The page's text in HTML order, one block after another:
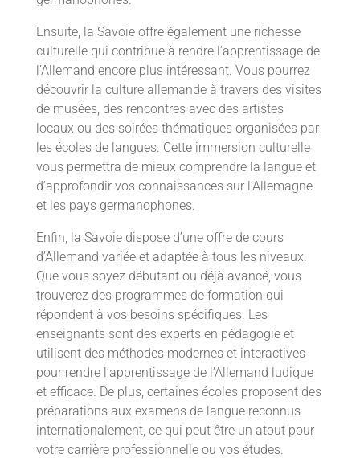
Ensuite, la Savoie offre également une richesse
culturelle qui contribue à rendre l’apprentissage de
l’Allemand encore plus intéressant. Vous pourrez
découvrir la culture allemande à travers des visites
de musées, des rencontres avec des artistes
locaux ou des soirées thématiques organisées par
les écoles de langues. Cette immersion culturelle
vous permettra de mieux comprendre la langue et
d’approfondir vos connaissances sur l’Allemagne
et les pays germanophones.
Enfin, la Savoie dispose d’une offre de cours
d’Allemand variée et adaptée à tous les niveaux.
Que vous soyez débutant ou déjà avancé, vous
trouverez des programmes de formation qui
répondent à vos besoins spécifiques. Les
enseignants sont des experts en pédagogie et
utilisent des méthodes modernes et interactives
pour rendre l’apprentissage de l’Allemand ludique
et efficace. De plus, certaines écoles proposent des
préparations aux examens de langue reconnus
internationalement, ce qui peut être un atout pour
votre carrière professionnelle ou vos études.